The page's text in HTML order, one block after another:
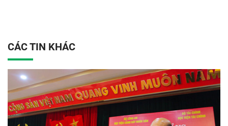
CÁC TIN KHÁC